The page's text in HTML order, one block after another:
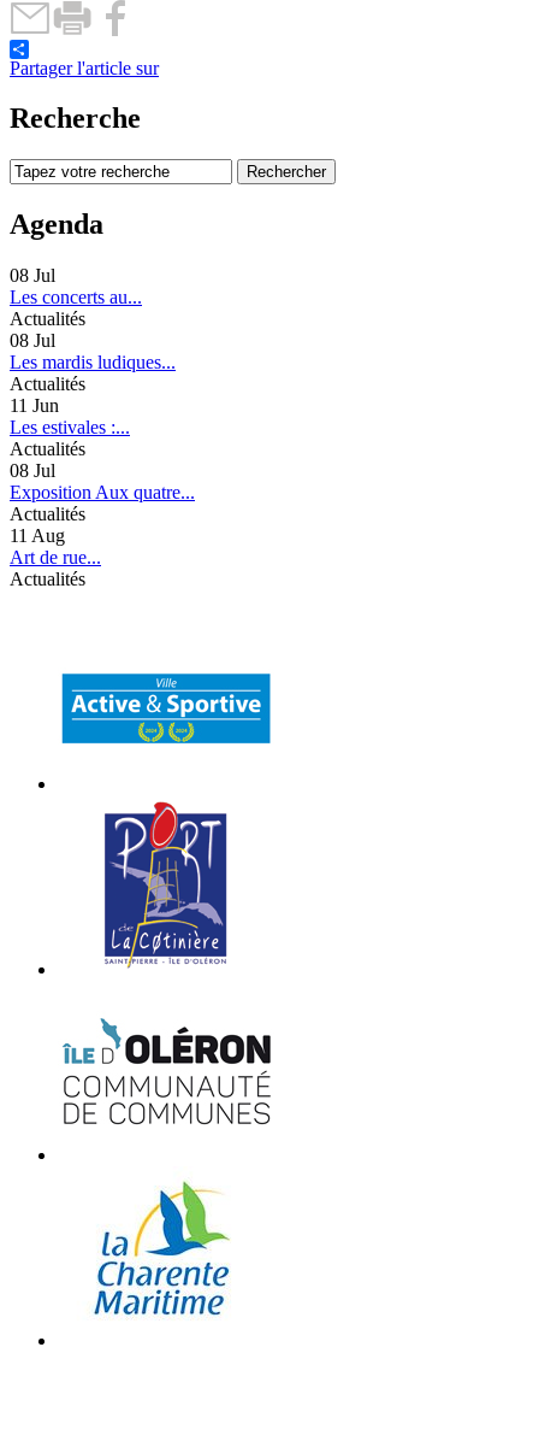
Partager l'article sur
Recherche
Agenda
08 Jul
Les concerts au...
Actualités
08 Jul
Les mardis ludiques...
Actualités
11 Jun
Les estivales :...
Actualités
08 Jul
Exposition Aux quatre...
Actualités
11 Aug
Art de rue...
Actualités